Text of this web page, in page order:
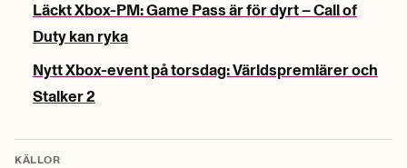
Läckt Xbox-PM: Game Pass är för dyrt – Call of
Duty kan ryka
Nytt Xbox-event på torsdag: Världspremiärer och
Stalker 2
KÄLLOR